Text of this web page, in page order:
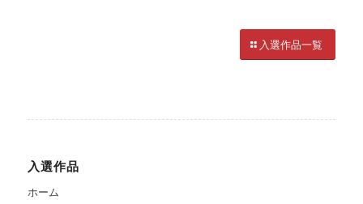
入選作品一覧
入選作品
ホーム